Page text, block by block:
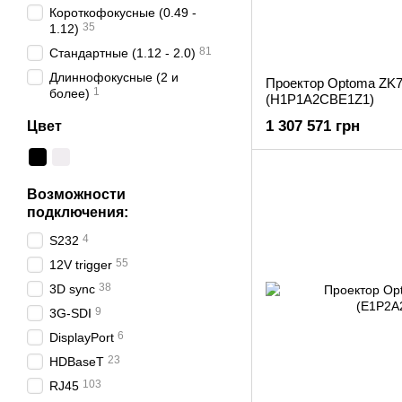
Проектор Optoma
(H1P1A2CBE1Z1)
1 307 571 грн
Короткофокусные (0.49 -
1.12) 35
Стандартные (1.12 - 2.0) 81
Длиннофокусные (2 и
более) 1
Цвет
Возможности
подключения:
S232 4
12V trigger 55
3D sync 38
3G-SDI 9
DisplayPort 6
HDBaseT 23
RJ45 103